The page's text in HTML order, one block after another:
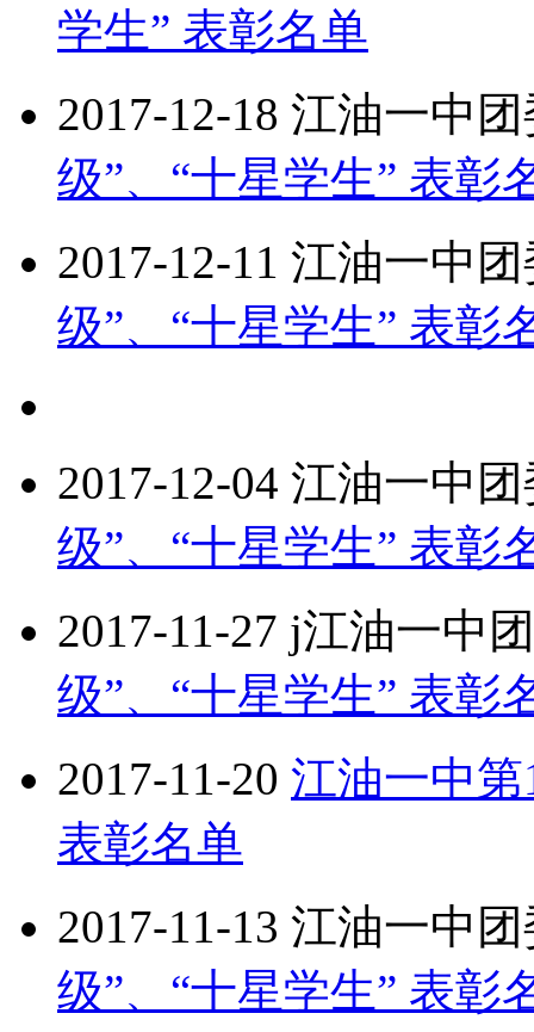
学生” 表彰名单
2017-12-18 江油一中团
级”、“十星学生” 表彰
2017-12-11 江油一中团
级”、“十星学生” 表彰
2017-12-04 江油一中团
级”、“十星学生” 表彰
2017-11-27 j江油一中
级”、“十星学生” 表彰
2017-11-20 江油一中第
表彰名单
2017-11-13 江油一中团
级”、“十星学生” 表彰